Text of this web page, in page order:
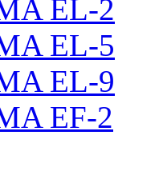
EL-2
EL-5
EL-9
EF-2